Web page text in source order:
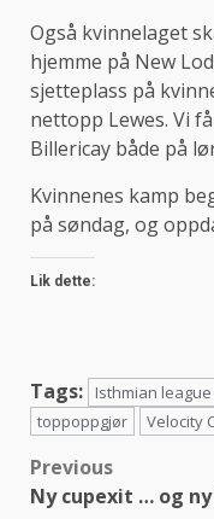
Også kvinnelaget
hjemme på New
sjetteplass på
nettopp Lewes. Vi
Billericay både på
Kvinnenes kamp
på søndag, og
Lik dette:
Tags: Isthmian league
toppoppgjør
Velocity
Post
Previous
Ny cupexit … og